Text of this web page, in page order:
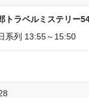
トラベルミステリー
系列 13:55～15:50